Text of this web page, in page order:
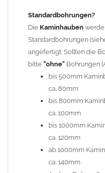
Kaminkopfabdeckung
Kaminhaubewirdohne
Kaminkopfabdeckungen
Es stehen insgesamt 20
Auswahlfeldangeben.
Standardhauben
(unser Topseller)
Laube, 13 Schwalbe,
17 Dach, 18 Plafond 2,
Typ 07 (Welle hoch)
Aufpreis von 20%
Standardbohrungen?
Die Kaminhauben
Standardbohrungen
angefertigt. Sollten die
bitte "ohne" Bohrungen
bis 500mm
ca. 80mm
bis 800mm
ca. 100mm
bis 1000mm
ca. 120mm
ab 1000mm
ca. 140mm